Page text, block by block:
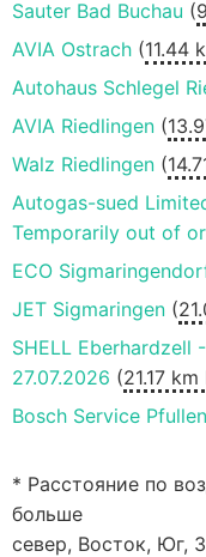
Sauter Bad Buchau (
AVIA Ostrach (11.44
Autohaus Schlegel
AVIA Riedlingen (
Walz Riedlingen (
Autogas-sued
Temporarily out of
ECO
JET Sigmaringen (
SHELL
27.07.2026 (21.17 km
Bosch Service
* Расстояние по
больше
север, Восток, Юг,